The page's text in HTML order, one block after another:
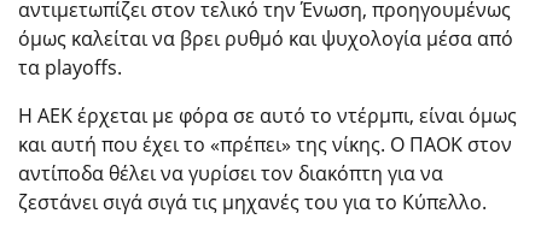
αντιμετωπίζει στον τελικό την Ένωση, προηγουμένως
όμως καλείται να βρει ρυθμό και ψυχολογία μέσα από
τα playoffs.
Η ΑΕΚ έρχεται με φόρα σε αυτό το ντέρμπι, είναι όμως
και αυτή που έχει το «πρέπει» της νίκης. Ο ΠΑΟΚ στον
αντίποδα θέλει να γυρίσει τον διακόπτη για να
ζεστάνει σιγά σιγά τις μηχανές του για το Κύπελλο.